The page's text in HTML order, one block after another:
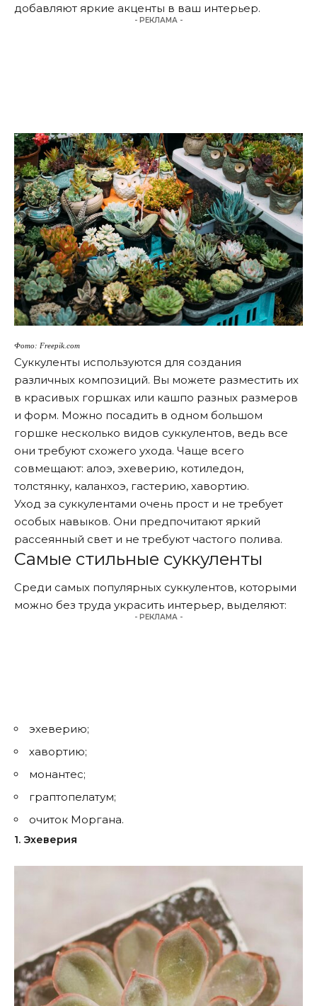
добавляют яркие акценты в ваш интерьер.
- РЕКЛАМА -
Фото: Freepik.com
Суккуленты используются для создания
различных композиций. Вы можете разместить их
в красивых горшках или кашпо разных размеров
и форм. Можно посадить в одном большом
горшке несколько видов суккулентов, ведь все
они требуют схожего ухода. Чаще всего
совмещают: алоэ, эхеверию, котиледон,
толстянку, каланхоэ, гастерию, хавортию.
Уход за суккулентами очень прост и не требует
особых навыков. Они предпочитают яркий
рассеянный свет и не требуют частого полива.
Самые стильные суккуленты
Среди самых популярных суккулентов, которыми
можно без труда украсить интерьер, выделяют:
- РЕКЛАМА -
эхеверию;
хавортию;
монантес;
граптопелатум;
очиток Моргана.
1. Эхеверия